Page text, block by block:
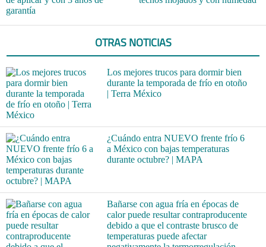
garantía
OTRAS NOTICIAS
Los mejores trucos para dormir bien
durante la temporada de frío en otoño
| Terra México
¿Cuándo entra NUEVO frente frío 6
a México con bajas temperaturas
durante octubre? | MAPA
Bañarse con agua fría en épocas de
calor puede resultar contraproducente
debido a que el contraste brusco de
temperaturas puede afectar